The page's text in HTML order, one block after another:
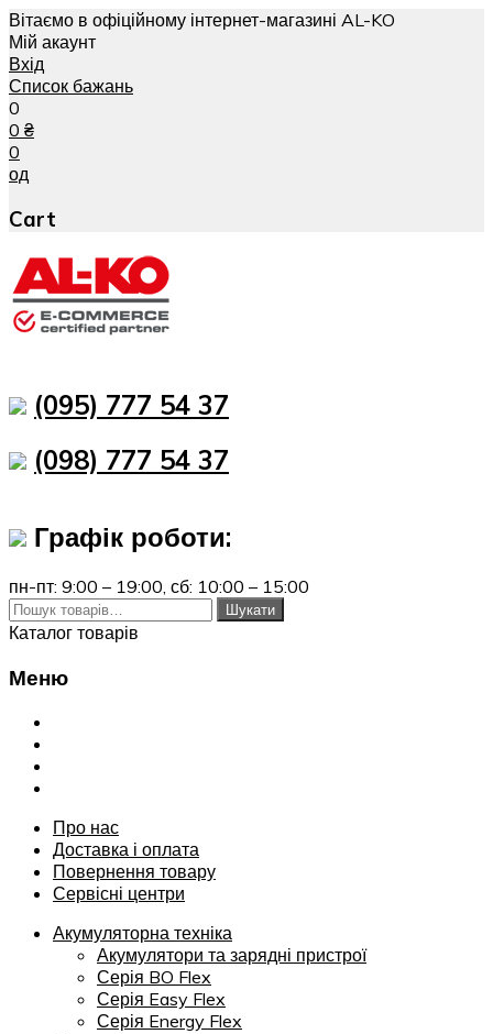
Вітаємо в офіційному інтернет-магазині AL-KO
Мій акаунт
Вхід
Список бажань
0
0 ₴
0
од
Cart
(095) 777 54 37
(098) 777 54 37
Графік роботи:
пн-пт: 9:00 – 19:00, сб: 10:00 – 15:00
Шукати:
Шукати
Каталог товарів
Меню
Переглянути
Про нас
Доставка і оплата
Повернення товару
Сервісні центри
Акумуляторна техніка
Акумулятори та зарядні пристрої
Серія BO Flex
Серія Easy Flex
Серія Energy Flex